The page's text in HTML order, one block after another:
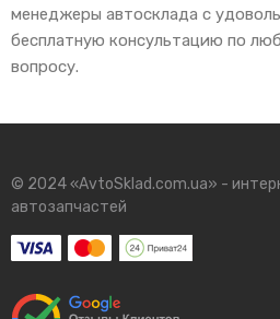
менеджеры автосклада с
бесплатную консультацию по
вопросу.
© 2024 «AvtoSklad.com.ua» -
автозапчастей